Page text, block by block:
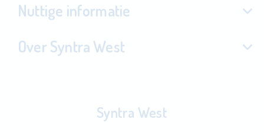
Nuttige informatie
Over Syntra West
Syntra West